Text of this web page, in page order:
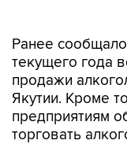
продажи
Якутии. Кроме
предприятиям
торговать
В конце 2014